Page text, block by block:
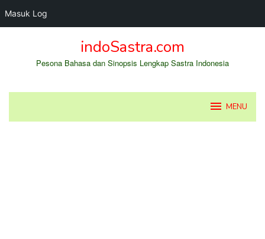
Masuk Log
indoSastra.com
Pesona Bahasa dan Sinopsis Lengkap Sastra Indonesia
MENU